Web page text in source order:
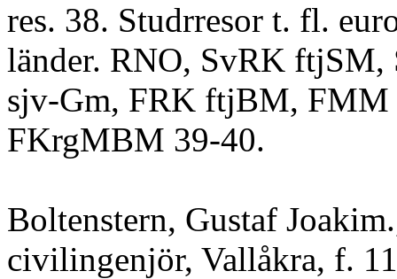
res. 38. Studrresor t. fl.
länder. RNO, SvRK ftjSM,
sjv-Gm, FRK ftjBM, FMM
FKrgMBM 39-40.
Boltenstern, Gustaf
civilingenjör, Vallåkra, f.